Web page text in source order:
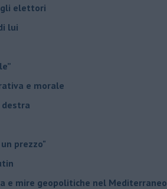
elettori
lui
e morale
destra
prezzo"
e mire geopolitiche nel Mediterraneo